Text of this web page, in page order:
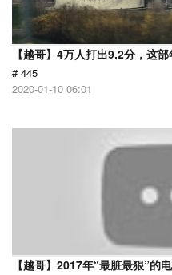
【越哥】4万人打出9.2分，这
# 445
2020-01-10 06:01
【越哥】2017年“最脏最狠”的